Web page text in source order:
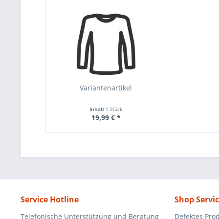
Variantenartikel
Inhalt 1 Stück
19,99 € *
Service Hotline
Telefonische Unterstützung und Beratung
Shop
Defektes